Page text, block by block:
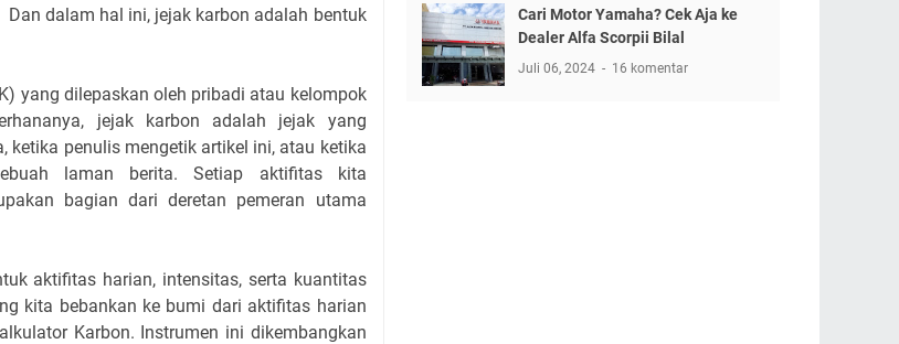
dalam hal ini, jejak karbon adalah bentuk
yang dilepaskan oleh pribadi atau kelompok
jejak karbon adalah jejak yang
penulis mengetik artikel ini, atau ketika
laman berita. Setiap aktifitas kita
bagian dari deretan pemeran utama
aktifitas harian, intensitas, serta kuantitas
kita bebankan ke bumi dari aktifitas harian
Karbon. Instrumen ini dikembangkan
Cari Motor Yamaha? Cek Aja ke
Dealer Alfa Scorpii Bilal
Juli 06, 2024 16 komentar